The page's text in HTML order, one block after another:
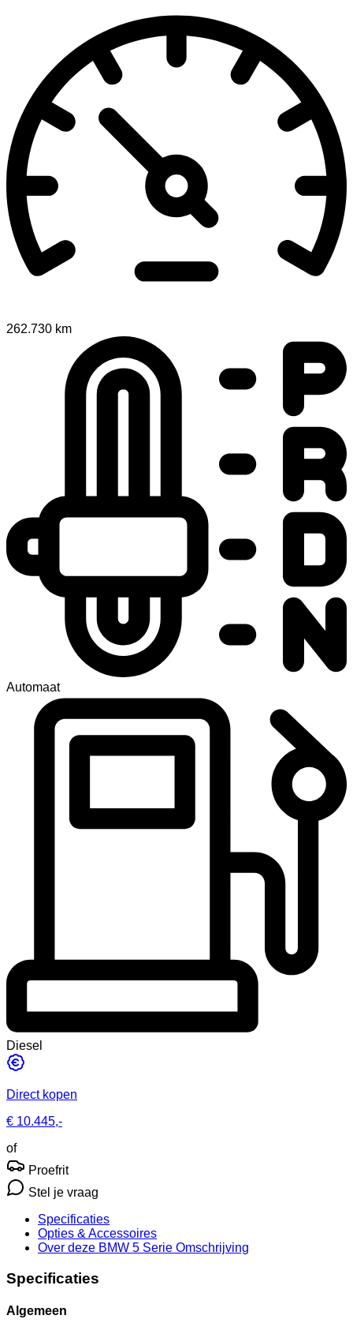
262.730 km
Automaat
Diesel
Direct kopen
€ 10.445,-
of
Proefrit
Stel je vraag
Specificaties
Opties & Accessoires
Over deze BMW 5 Serie Omschrijving
Specificaties
Algemeen